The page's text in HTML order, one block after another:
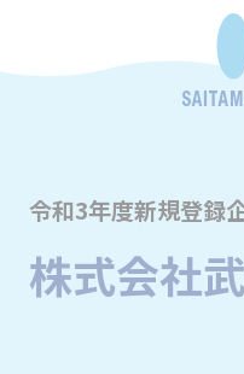
令和3年度新規登録
株式会社